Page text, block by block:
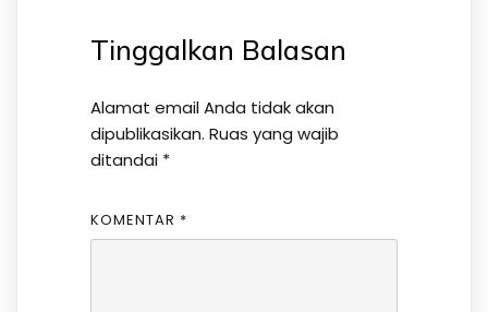
Tinggalkan Balasan
Alamat email Anda tidak akan
dipublikasikan. Ruas yang wajib
ditandai *
KOMENTAR *